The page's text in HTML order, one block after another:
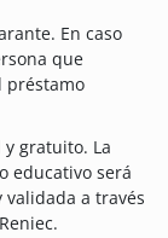
En caso
que
préstamo
gratuito. La
educativo será
a través